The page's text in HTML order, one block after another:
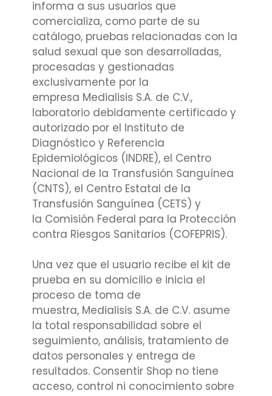
informa a sus usuarios que
comercializa, como parte de su
catálogo, pruebas relacionadas con la
salud sexual que son desarrolladas,
procesadas y gestionadas
exclusivamente por la
empresa Medialisis S.A. de C.V.,
laboratorio debidamente certificado y
autorizado por el Instituto de
Diagnóstico y Referencia
Epidemiológicos (INDRE), el Centro
Nacional de la Transfusión Sanguínea
(CNTS), el Centro Estatal de la
Transfusión Sanguínea (CETS) y
la Comisión Federal para la Protección
contra Riesgos Sanitarios (COFEPRIS).
Una vez que el usuario recibe el kit de
prueba en su domicilio e inicia el
proceso de toma de
muestra, Medialisis S.A. de C.V. asume
la total responsabilidad sobre el
seguimiento, análisis, tratamiento de
datos personales y entrega de
resultados. Consentir Shop no tiene
acceso, control ni conocimiento sobre